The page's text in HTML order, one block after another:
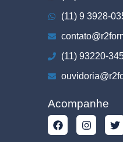
(11) 9 3928-
(11) 93220-
Acompanhe